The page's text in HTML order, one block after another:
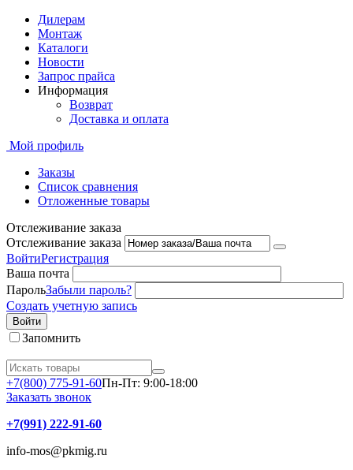
Дилерам
Монтаж
Каталоги
Новости
Запрос прайса
Информация
Возврат
Доставка и оплата
Мой профиль
Заказы
Список сравнения
Отложенные товары
Отслеживание заказа
Отслеживание заказа
ВойтиРегистрация
Ваша почта
ПарольЗабыли пароль?
Создать учетную запись
Войти
Запомнить
+7(800) 775-91-60Пн-Пт: 9:00-18:00
Заказать звонок
+7(991) 222-91-60
info-mos@pkmig.ru